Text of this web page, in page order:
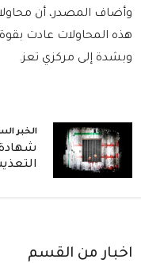
وأضاف المصدر، أن
هذه المحاولات عادت
وبشدة إلى مركزي تعز.
الخبر
اخبار من القسم